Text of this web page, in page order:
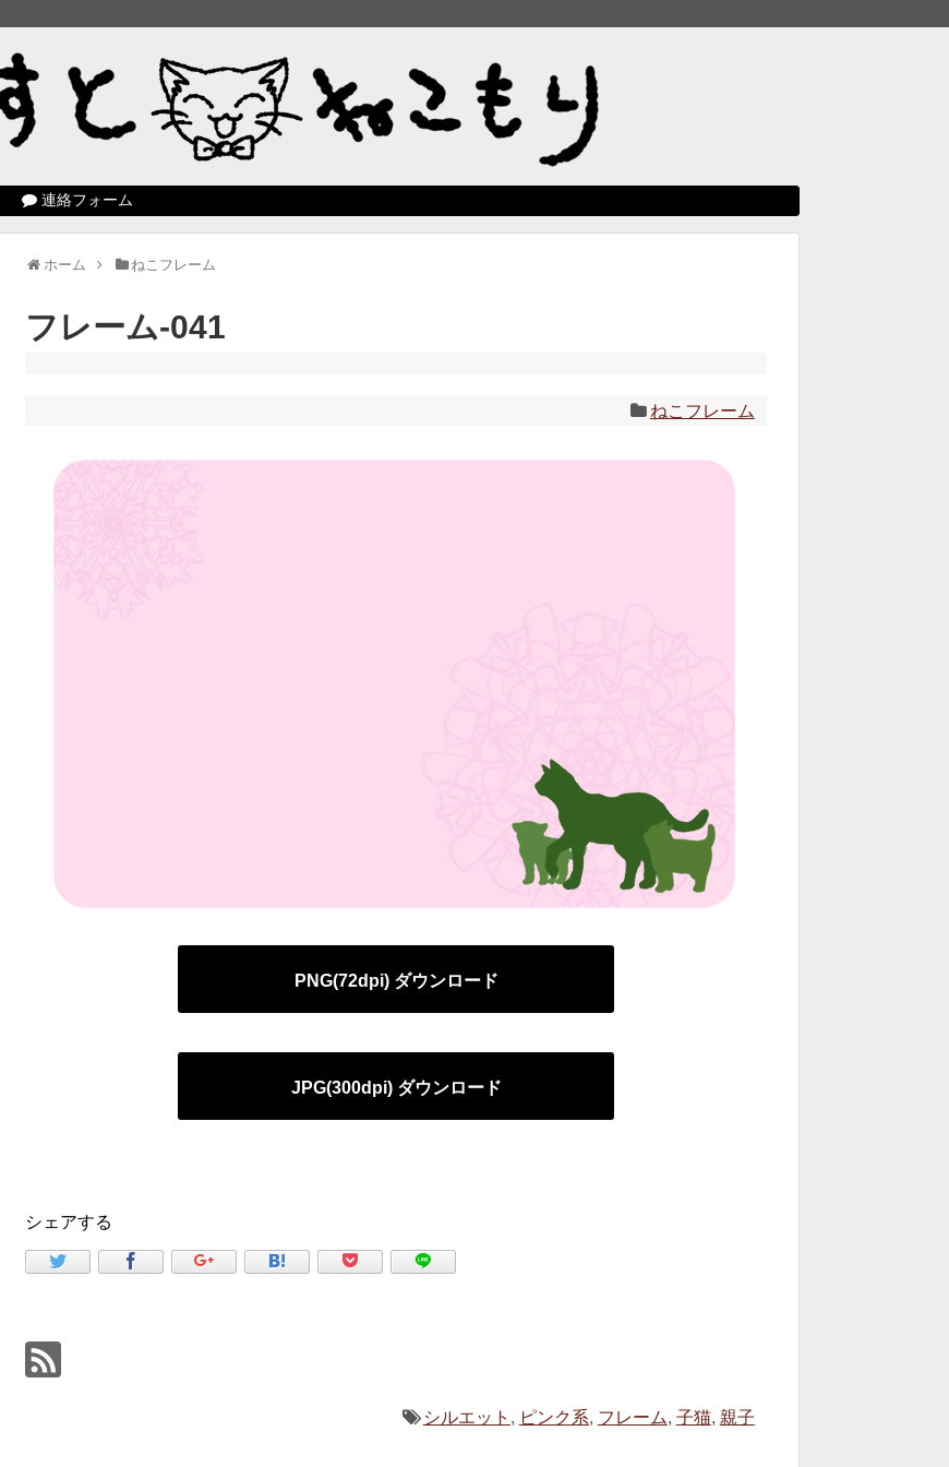
連絡フォーム
ホーム ねこフレーム
フレーム-041
ねこフレーム
PNG(72dpi) ダウンロード
JPG(300dpi) ダウンロード
シェアする
シルエット , ピンク系, フレーム, 子猫, 親子